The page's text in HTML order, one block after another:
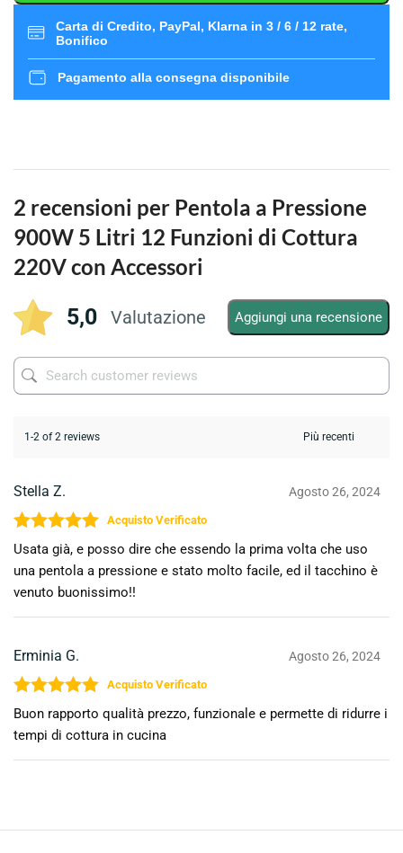
Carta di Credito, PayPal, Klarna in 3 / 6 / 12 rate,
Bonifico
Pagamento alla consegna disponibile
2 recensioni per Pentola a Pressione
900W 5 Litri 12 Funzioni di Cottura
220V con Accessori
5,0
Valutazione Aggiungi una recensione
1-2 of 2 reviews
Stella Z. Agosto 26, 2024
Valutato 5su 5
Usata già, e posso dire che essendo la prima volta che uso
una pentola a pressione e stato molto facile, ed il tacchino è
venuto buonissimo!!
Erminia G. Agosto 26, 2024
Valutato5su 5
Buon rapporto qualità prezzo, funzionale e permette di ridurre i
tempi di cottura in cucina